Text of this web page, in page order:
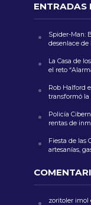
ENTRADAS
Spider-Man:
desenlace de
La Casa de
el reto
Rob Halford
transformó
Policía
rentas de
Fiesta de las
artesanías,
zoritoler imol